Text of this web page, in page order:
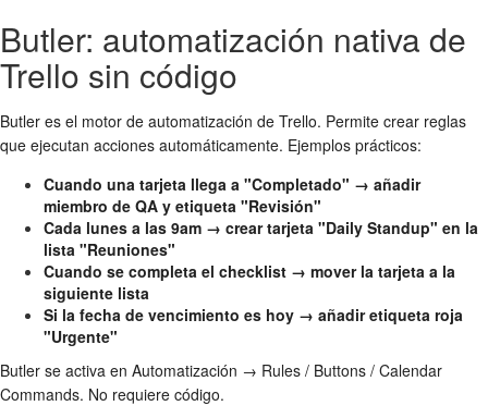
Butler: automatización nativa de
Trello sin código
Butler es el motor de automatización de Trello. Permite crear reglas
que ejecutan acciones automáticamente. Ejemplos prácticos:
Cuando una tarjeta llega a "Completado" → añadir
miembro de QA y etiqueta "Revisión"
Cada lunes a las 9am → crear tarjeta "Daily Standup" en la
lista "Reuniones"
Cuando se completa el checklist → mover la tarjeta a la
siguiente lista
Si la fecha de vencimiento es hoy → añadir etiqueta roja
"Urgente"
Butler se activa en Automatización → Rules / Buttons / Calendar
Commands. No requiere código.